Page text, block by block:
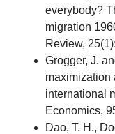
everybody?
migration
Review,
Grogger, J.
maximization
international
Economics,
Dao, T. H.,